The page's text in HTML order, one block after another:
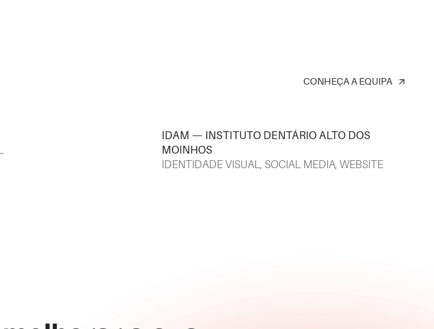
CONHEÇA A EQUIPA arrow_outward
IDAM — INSTITUTO DENTÁRIO ALTO DOS
MOINHOS
IDENTIDADE VISUAL , SOCIAL MEDIA,WEBSITE